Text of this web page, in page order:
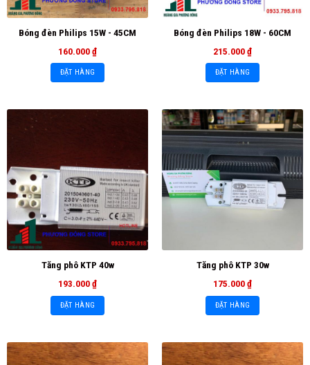
Bóng đèn Philips 15W - 45CM
160.000₫
ĐẶT HÀNG
Bóng đèn Philips 18W - 60CM
215.000₫
ĐẶT HÀNG
Tăng phô KTP 40w
193.000₫
ĐẶT HÀNG
Tăng phô KTP 30w
175.000₫
ĐẶT HÀNG